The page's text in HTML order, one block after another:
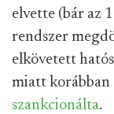
elvette (bár az
rendszer
elkövetett
miatt korábban
szankcionálta.